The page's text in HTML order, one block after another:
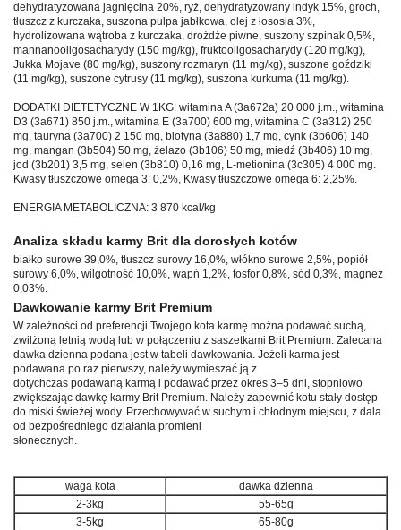
dehydratyzowana jagnięcina 20%, ryż, dehydratyzowany indyk 15%, groch,
tłuszcz z kurczaka, suszona pulpa jabłkowa, olej z łososia 3%,
hydrolizowana wątroba z kurczaka, drożdże piwne, suszony szpinak 0,5%,
mannanooligosacharydy (150 mg/kg), fruktooligosacharydy (120 mg/kg),
Jukka Mojave (80 mg/kg), suszony rozmaryn (11 mg/kg), suszone goździki
(11 mg/kg), suszone cytrusy (11 mg/kg), suszona kurkuma (11 mg/kg).
DODATKI DIETETYCZNE W 1KG: witamina A (3a672a) 20 000 j.m., witamina
D3 (3a671) 850 j.m., witamina E (3a700) 600 mg, witamina C (3a312) 250
mg, tauryna (3a700) 2 150 mg, biotyna (3a880) 1,7 mg, cynk (3b606) 140
mg, mangan (3b504) 50 mg, żelazo (3b106) 50 mg, miedź (3b406) 10 mg,
jod (3b201) 3,5 mg, selen (3b810) 0,16 mg, L-metionina (3c305) 4 000 mg.
Kwasy tłuszczowe omega 3: 0,2%, Kwasy tłuszczowe omega 6: 2,25%.
ENERGIA METABOLICZNA: 3 870 kcal/kg
Analiza składu karmy Brit dla dorosłych kotów
białko surowe 39,0%, tłuszcz surowy 16,0%, włókno surowe 2,5%, popiół
surowy 6,0%, wilgotność 10,0%, wapń 1,2%, fosfor 0,8%, sód 0,3%, magnez
0,03%.
Dawkowanie karmy Brit Premium
W zależności od preferencji Twojego kota karmę można podawać suchą,
zwilżoną letnią wodą lub w połączeniu z saszetkami Brit Premium. Zalecana
dawka dzienna podana jest w tabeli dawkowania. Jeżeli karma jest
podawana po raz pierwszy, należy wymieszać ją z
dotychczas podawaną karmą i podawać przez okres 3–5 dni, stopniowo
zwiększając dawkę karmy Brit Premium. Należy zapewnić kotu stały dostęp
do miski świeżej wody. Przechowywać w suchym i chłodnym miejscu, z dala
od bezpośredniego działania promieni
słonecznych.
waga kota
dawka dzienna
2-3kg
55-65g
3-5kg
65-80g